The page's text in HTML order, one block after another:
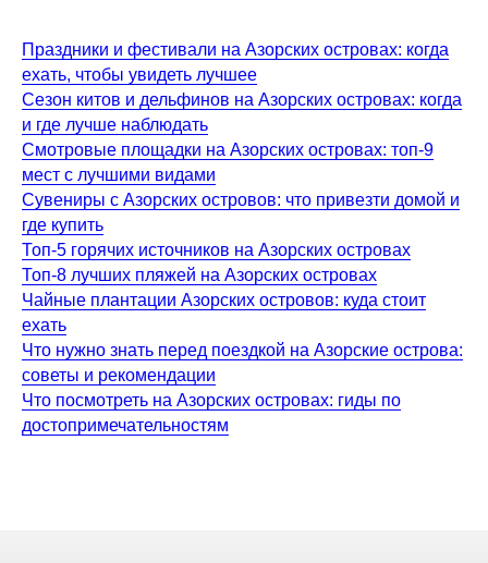
Праздники и фестивали на Азорских островах: когда
ехать, чтобы увидеть лучшее
Сезон китов и дельфинов на Азорских островах: когда
и где лучше наблюдать
Смотровые площадки на Азорских островах: топ-9
мест с лучшими видами
Сувениры с Азорских островов: что привезти домой и
где купить
Топ-5 горячих источников на Азорских островах
Топ-8 лучших пляжей на Азорских островах
Чайные плантации Азорских островов: куда стоит
ехать
Что нужно знать перед поездкой на Азорские острова:
советы и рекомендации
Что посмотреть на Азорских островах: гиды по
достопримечательностям